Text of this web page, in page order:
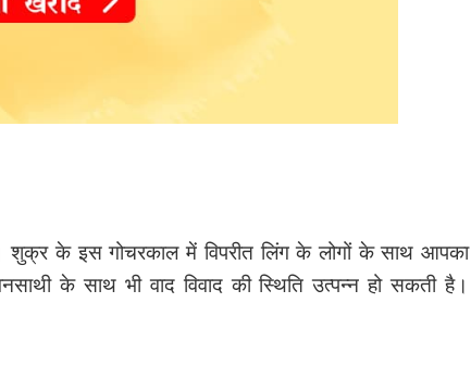
शुक्र के इस गोचरकाल में विपरीत लिंग के लोगों के साथ आपका
के साथ भी वाद विवाद की स्थिति उत्पन्न हो सकती है।